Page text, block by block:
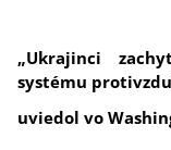
„Ukrajinci
systému
uviedol vo